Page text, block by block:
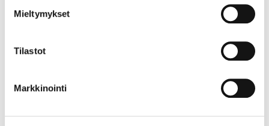
Mieltymykset
Tilastot
Markkinointi